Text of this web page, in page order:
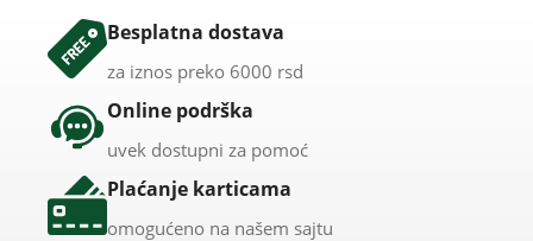
Besplatna dostava
za iznos preko 6000 rsd
Online podrška
uvek dostupni za pomoć
Plaćanje karticama
omogućeno na našem sajtu